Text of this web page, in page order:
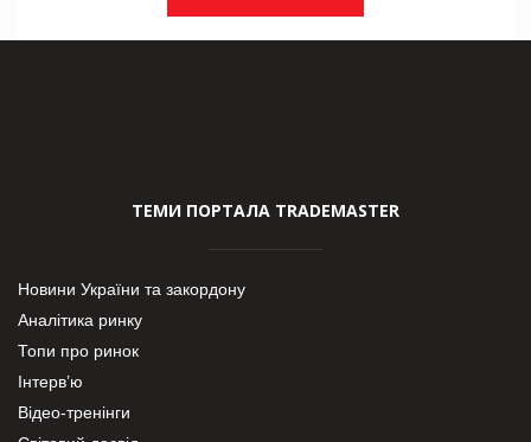
ТЕМИ ПОРТАЛА TRADEMASTER
Новини України та закордону
Аналітика ринку
Топи про ринок
Інтерв’ю
Відео-тренінги